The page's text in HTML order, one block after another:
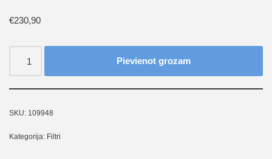
€230,90
Pievienot grozam
SKU: 109948
Kategorija: Filtri